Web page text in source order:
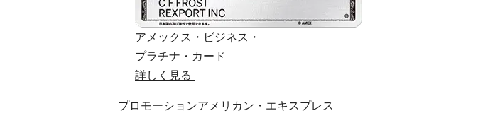
アメックス・ビジネス・
プラチナ・カード
詳しく見る
プロモーションアメリカン・エキスプレス